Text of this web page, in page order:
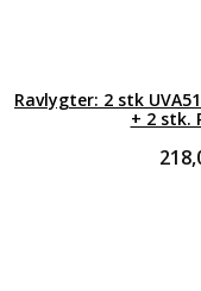
Ravlygter: 2 stk
+ 2 stk.